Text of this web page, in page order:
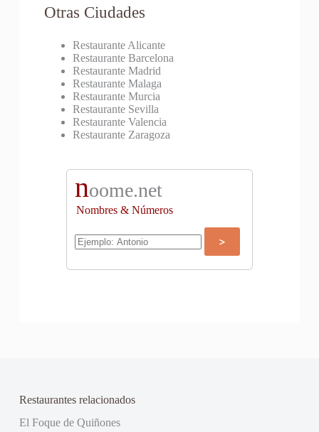
Otras Ciudades
Restaurante Alicante
Restaurante Barcelona
Restaurante Madrid
Restaurante Malaga
Restaurante Murcia
Restaurante Sevilla
Restaurante Valencia
Restaurante Zaragoza
noome.net
Nombres & Números
Restaurantes relacionados
El Foque de Quiñones